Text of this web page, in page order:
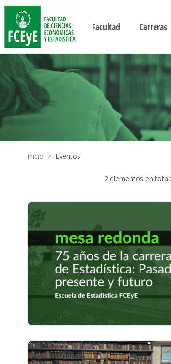
Facultad Carreras
Inicio > Eventos
2 elementos en total: